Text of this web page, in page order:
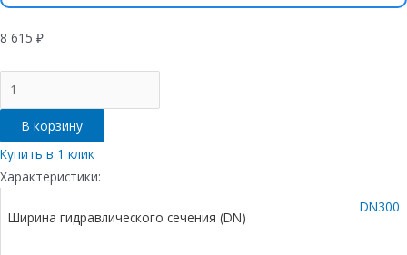
8 615 ₽
товара
Лоток
водоотводный
бетонный
коробчатый
(СО300
В корзину
Купить в 1 клик
Характеристики:
Ширина гидравлического сечения (DN)
DN300